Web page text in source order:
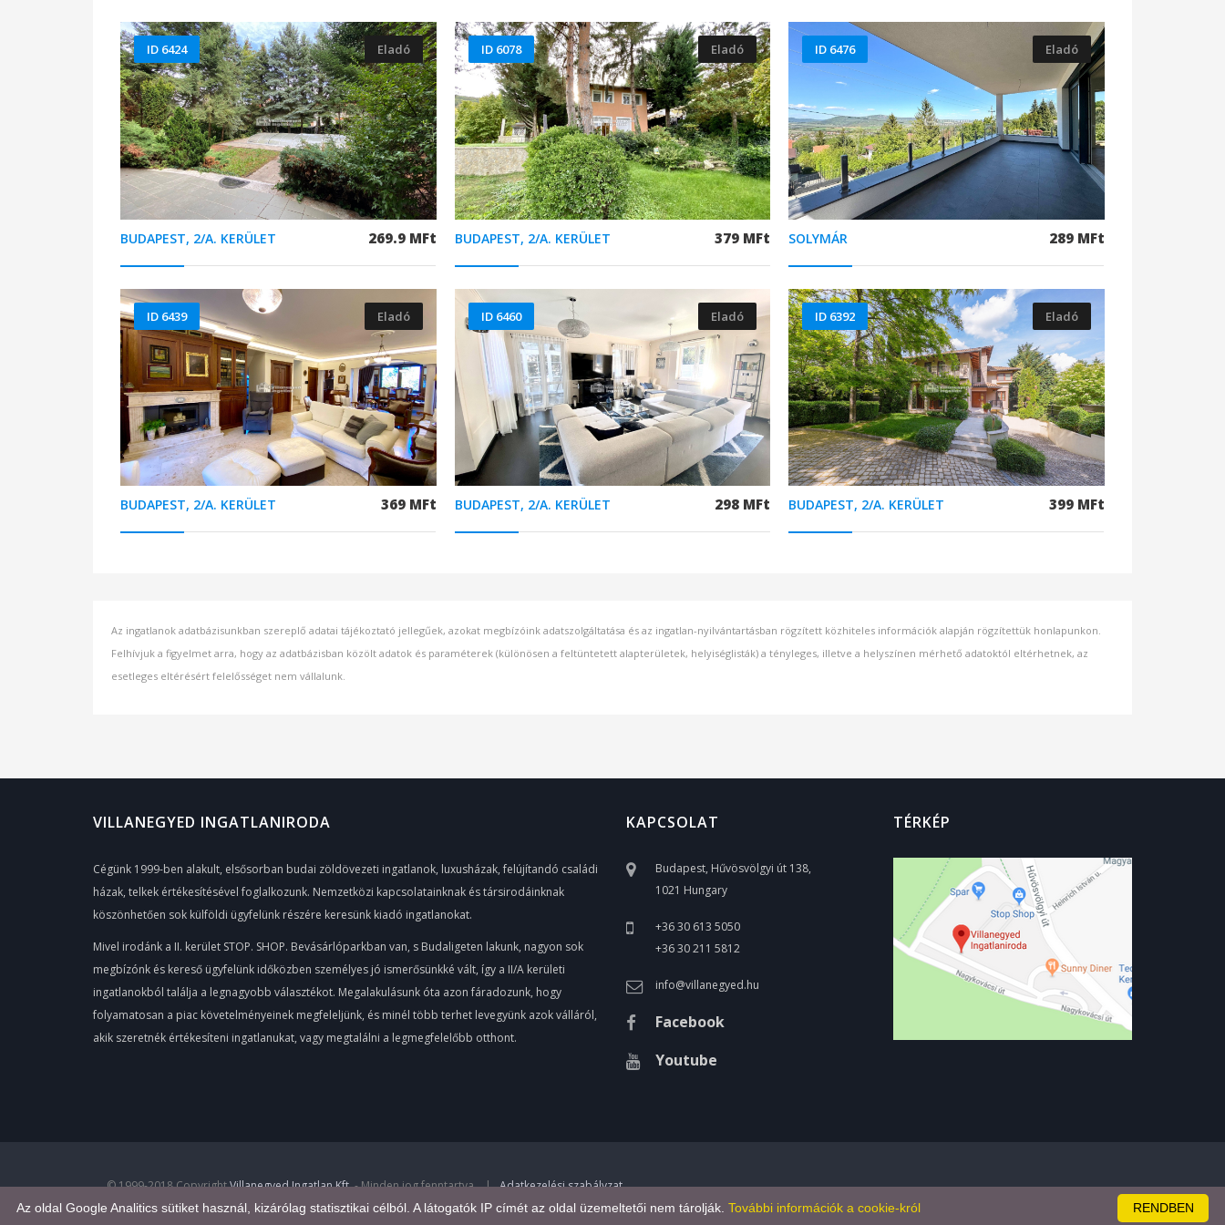
BUDAPEST, 2/A. KERÜLET 269.9 MFt
ID 6424 Eladó
BUDAPEST, 2/A. KERÜLET 379 MFt
ID 6078 Eladó
SOLYMÁR 289 MFt
ID 6476 Eladó
BUDAPEST, 2/A. KERÜLET 369 MFt
ID 6439 Eladó
BUDAPEST, 2/A. KERÜLET 298 MFt
ID 6460 Eladó
BUDAPEST, 2/A. KERÜLET 399 MFt
ID 6392 Eladó
Az ingatlanok adatbázisunkban szereplő adatai tájékoztató jellegűek, azokat megbízóink adatszolgáltatása és az ingatlan-nyilvántartásban rögzített közhiteles információk alapján rögzítettük honlapunkon.
Felhívjuk a figyelmet arra, hogy az adatbázisban közölt adatok és paraméterek (különösen a feltüntetett alapterületek, helyiséglisták) a tényleges, illetve a helyszínen mérhető adatoktól eltérhetnek, az
esetleges eltérésért felelősséget nem vállalunk.
VILLANEGYED INGATLANIRODA
Cégünk 1999-ben alakult, elsősorban budai zöldövezeti ingatlanok, luxusházak, felújítandó családi
házak, telkek értékesítésével foglalkozunk. Nemzetközi kapcsolatainknak és társirodáinknak
köszönhetően sok külföldi ügyfelünk részére keresünk kiadó ingatlanokat.
Mivel irodánk a II. kerület STOP. SHOP. Bevásárlóparkban van, s Budaligeten lakunk, nagyon sok
megbízónk és kereső ügyfelünk időközben személyes jó ismerősünkké vált, így a II/A kerületi
ingatlanokból találja a legnagyobb választékot. Megalakulásunk óta azon fáradozunk, hogy
folyamatosan a piac követelményeinek megfeleljünk, és minél több terhet levegyünk azok válláról,
akik szeretnék értékesíteni ingatlanukat, vagy megtalálni a legmegfelelőbb otthont.
KAPCSOLAT
Budapest, Hűvösvölgyi út 138,
1021 Hungary
+36 30 613 5050
+36 30 211 5812
info@villanegyed.hu
Facebook
Youtube
TÉRKÉP
© 1999-2018 CopyrightVillanegyed Ingatlan Kft.- Minden jog fenntartva. |Adatkezelési szabályzat.
RENDBEN
Az oldal Google Analitics sütiket használ, kizárólag statisztikai célból. A látogatók IP címét az oldal üzemeltetői nem tárolják. További információk a cookie-król